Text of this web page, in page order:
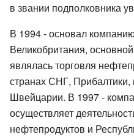
в звании подполковника
В 1994 - основал
Великобритания,
являлась торговля
странах СНГ,
Швейцарии. В 1997 -
осуществляет
нефтепродуктов и